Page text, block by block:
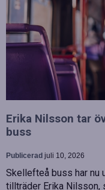
Erika Nilsson tar
buss
Publicerad juli 10, 2026
Skellefteå buss har nu
tillträder Erika Nilsson,